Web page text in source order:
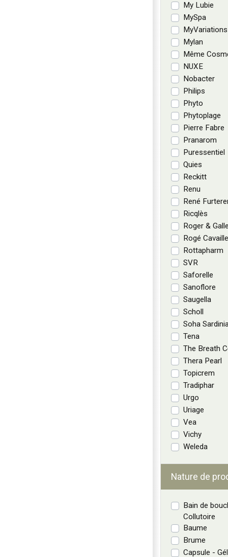
My Lubie
MySpa
MyVariations
Mylan
Même
NUXE
Nobacter
Philips
Phyto
Phytoplage
Pierre Fabre
Pranarom
Puressentiel
Quies
Reckitt
Renu
René
Ricqlès
Roger &
Rogé
Rottapharm
SVR
Saforelle
Sanoflore
Saugella
Scholl
Soha
Tena
The Breath
Thera Pearl
Topicrem
Tradiphar
Urgo
Uriage
Vea
Vichy
Weleda
Nature de
Bain de
Collutoire
Baume
Brume
Capsule -